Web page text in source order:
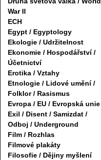
War II
ECH
Egypt / Egyptology
Ekologie / Udržitelnost
Ekonomie / Hospodářství /
Účetnictví
Erotika / Vztahy
Etnologie / Lidové umění /
Folklor / Rasismus
Evropa / EU / Evropská unie
Exil / Disent / Samizdat /
Odboj / Underground
Film / Rozhlas
Filmové plakáty
Filosofie / Dějiny myšlení